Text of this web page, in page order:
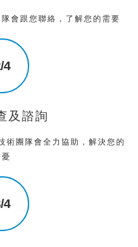
會跟您聯絡，了解您的需要
4
及諮詢
術團隊會全力協助，解決您的
4